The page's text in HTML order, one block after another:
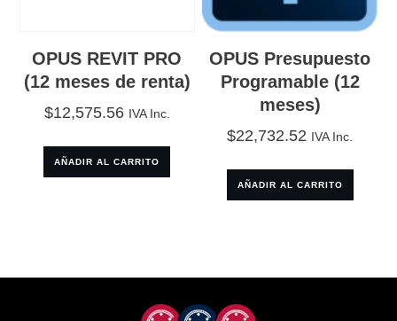
OPUS REVIT PRO
(12 meses de renta)
$12,575.56 IVA Inc.
AÑADIR AL CARRITO
OPUS Presupuesto
Programable (12
meses)
$22,732.52 IVA Inc.
AÑADIR AL CARRITO